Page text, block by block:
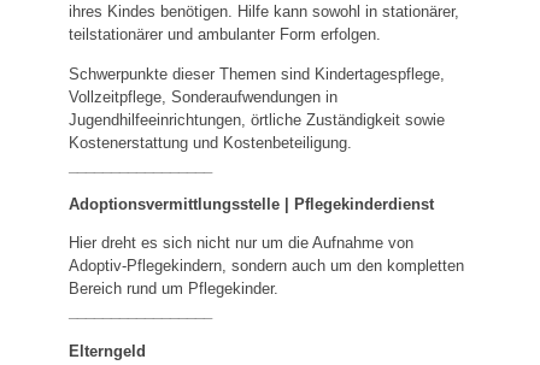
ihres Kindes benötigen. Hilfe kann sowohl in stationärer,
teilstationärer und ambulanter Form erfolgen.
Schwerpunkte dieser Themen sind Kindertagespflege,
Vollzeitpflege, Sonderaufwendungen in
Jugendhilfeeinrichtungen, örtliche Zuständigkeit sowie
Kostenerstattung und Kostenbeteiligung.
Adoptionsvermittlungsstelle | Pflegekinderdienst
Hier dreht es sich nicht nur um die Aufnahme von
Adoptiv-Pflegekindern, sondern auch um den kompletten
Bereich rund um Pflegekinder.
Elterngeld